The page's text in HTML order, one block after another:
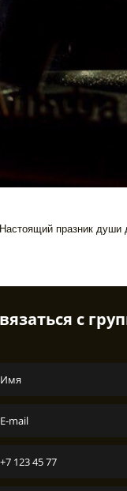
празник
с